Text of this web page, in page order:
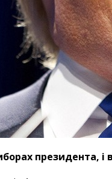
президента, і